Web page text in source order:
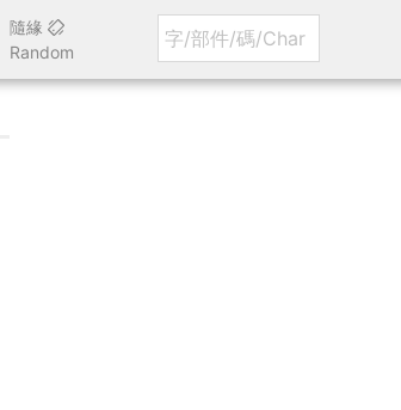
隨緣
Random